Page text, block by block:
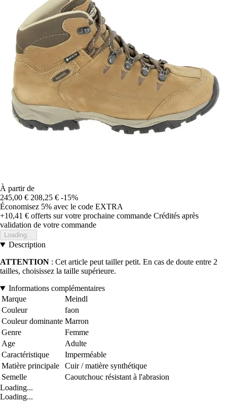
À partir de
245,00 € 208,25 € -15%
Économisez 5% avec le code EXTRA
+10,41 € offerts sur votre prochaine commande Crédités après
validation de votre commande
Loading...
Description
ATTENTION : Cet article peut tailler petit. En cas de doute entre 2
tailles, choisissez la taille supérieure.
Informations complémentaires
Marque
Meindl
Couleur
faon
Couleur dominante Marron
Genre
Femme
Age
Adulte
Caractéristique
Imperméable
Matière principale
Cuir / matière synthétique
Semelle
Caoutchouc résistant à l'abrasion
Loading...
Loading...